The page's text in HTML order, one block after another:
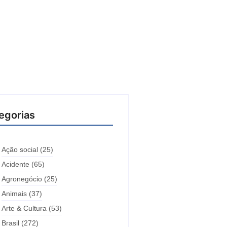
Ação social (25)
Acidente (65)
Agronegócio (25)
Animais (37)
Arte & Cultura (53)
Brasil (272)